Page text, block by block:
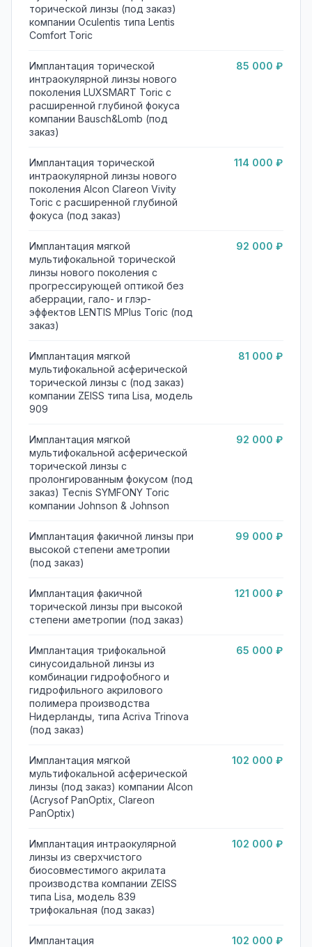
торической линзы (под заказ)
компании Oculentis типа Lentis
Comfort Toric
Имплантация торической
интраокулярной линзы нового
поколения LUXSMART Toric с
расширенной глубиной фокуса
компании Bausсh&Lomb (под
заказ)
85 000 ₽
Имплантация торической
интраокулярной линзы нового
поколения Alcon Clareon Vivity
Toric с расширенной глубиной
фокуса (под заказ)
114 000 ₽
Имплантация мягкой
мультифокальной торической
линзы нового поколения с
прогрессирующей оптикой без
аберрации, гало- и глэр-
эффектов LENTIS MPlus Toric (под
заказ)
92 000 ₽
Имплантация мягкой
мультифокальной асферической
торической линзы c (под заказ)
компании ZEISS типа Lisa, модель
909
81 000 ₽
Имплантация мягкой
мультифокальной асферической
торической линзы с
пролонгированным фокусом (под
заказ) Tecnis SYMFONY Toric
компании Johnson & Johnson
92 000 ₽
Имплантация факичной линзы при
высокой степени аметропии
(под заказ)
99 000 ₽
Имплантация факичной
торической линзы при высокой
степени аметропии (под заказ)
121 000 ₽
Имплантация трифокальной
синусоидальной линзы из
комбинации гидрофобного и
гидрофильного акрилового
полимера производства
Нидерланды, типа Acriva Trinova
(под заказ)
65 000 ₽
Имплантация мягкой
мультифокальной асферической
линзы (под заказ) компании Alcon
(Acrysof PanOptix, Clareon
PanOptix)
102 000 ₽
Имплантация интраокулярной
линзы из сверхчистого
биосовместимого акрилата
производства компании ZEISS
типа Lisa, модель 839
трифокальная (под заказ)
102 000 ₽
Имплантация
102 000 ₽